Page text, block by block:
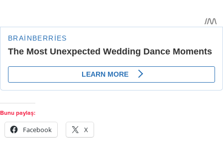
Bunu paylaş:
Facebook X